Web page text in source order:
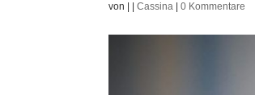
von |Cassina |0 Kommentare